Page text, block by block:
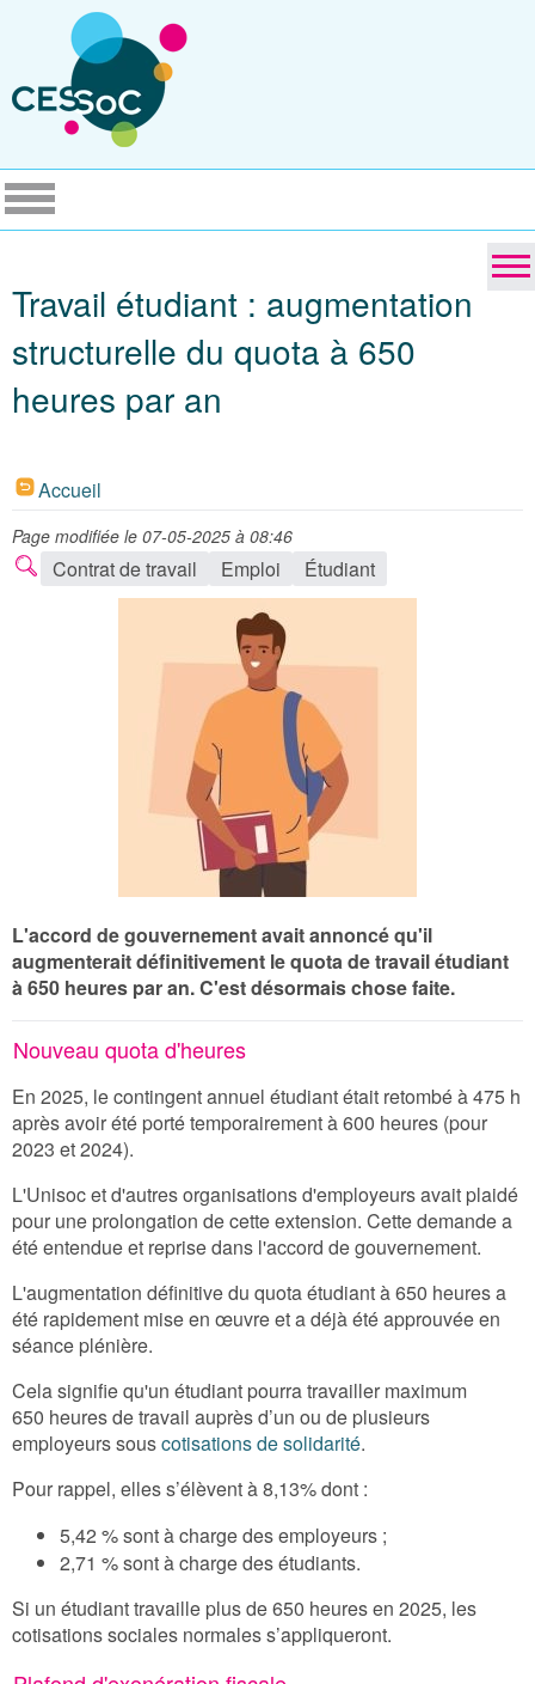
Travail étudiant : augmentation
structurelle du quota à 650
heures par an
Accueil
Page modifiée le 07-05-2025 à 08:46
Contrat de travail Emploi Étudiant
L'accord de gouvernement avait annoncé qu'il
augmenterait définitivement le quota de travail étudiant
à 650 heures par an. C'est désormais chose faite.
Nouveau quota d'heures
En 2025, le contingent annuel étudiant était retombé à 475 h
après avoir été porté temporairement à 600 heures (pour
2023 et 2024).
L'Unisoc et d'autres organisations d'employeurs avait plaidé
pour une prolongation de cette extension. Cette demande a
été entendue et reprise dans l'accord de gouvernement.
L'augmentation définitive du quota étudiant à 650 heures a
été rapidement mise en œuvre eta déjà été approuvée en
séance plénière.
Cela signifie qu'un étudiant pourra travailler maximum
650 heures de travail auprès d’un ou de plusieurs
employeurs souscotisations de solidarité.
Pour rappel, elles s’élèvent à 8,13% dont :
5,42 % sont à charge des employeurs ;
2,71 % sont à charge des étudiants.
Si un étudiant travaille plus de 650 heures en 2025, les
cotisations sociales normales s’appliqueront.